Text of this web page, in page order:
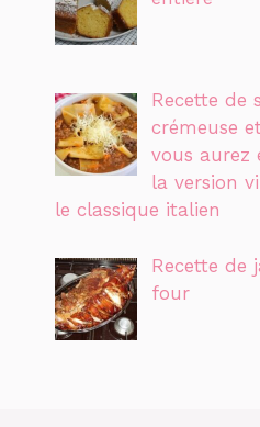
Recette de
crémeuse
vous aurez
la version
le classique italien
Recette de
four